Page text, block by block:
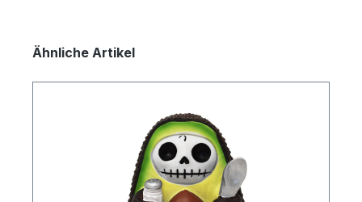
Produktgalerie überspringen
Ähnliche Artikel